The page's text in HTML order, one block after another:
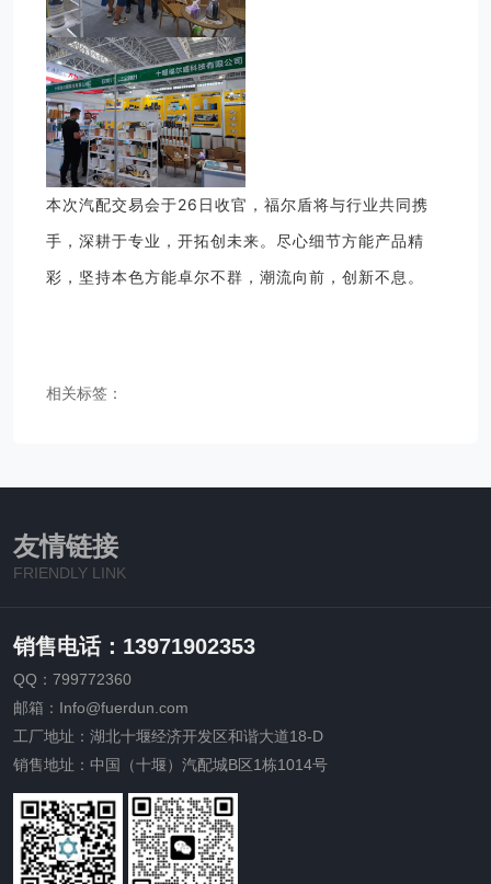
本次汽配交易会于26日收官，福尔盾将与行业共同携
手，深耕于专业，开拓创未来。尽心细节方能产品精
彩，坚持本色方能卓尔不群，潮流向前，创新不息。
相关标签：
友情链接
FRIENDLY LINK
销售电话：13971902353
QQ：799772360
邮箱：Info@fuerdun.com
工厂地址：湖北十堰经济开发区和谐大道18-D
销售地址：中国（十堰）汽配城B区1栋1014号